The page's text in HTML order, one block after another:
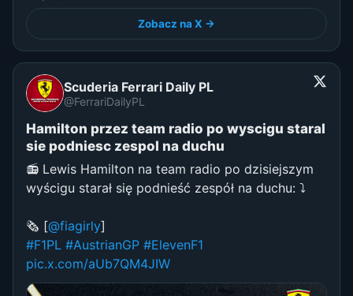
Zobacz na X →
Scuderia Ferrari Daily PL
@FerrariDailyPL
Hamilton przez team radio po wyscigu staral
sie podniesc zespol na duchu
📻 Lewis Hamilton na team radio po dzisiejszym
wyścigu starał się podnieść zespół na duchu: ⤵️
🗞️ [@fiagirly]
#F1PL #AustrianGP #ElevenF1
pic.x.com/aUb7QM4JIW